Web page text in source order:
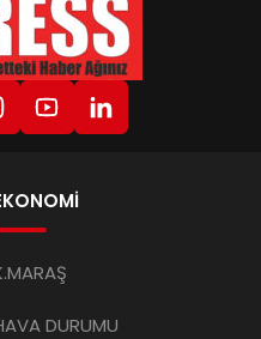
DURUMU